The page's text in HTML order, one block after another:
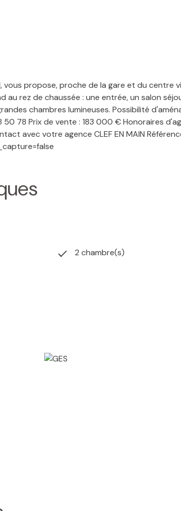
vous propose, proche de la gare et du centre
au rez de chaussée : une entrée, un salon
chambres lumineuses. Possibilité
50 78 Prix de vente : 183 000 € Honoraires
avec votre agence CLEF EN MAIN
2 chambre(s)